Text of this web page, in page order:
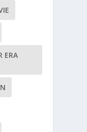
ERA